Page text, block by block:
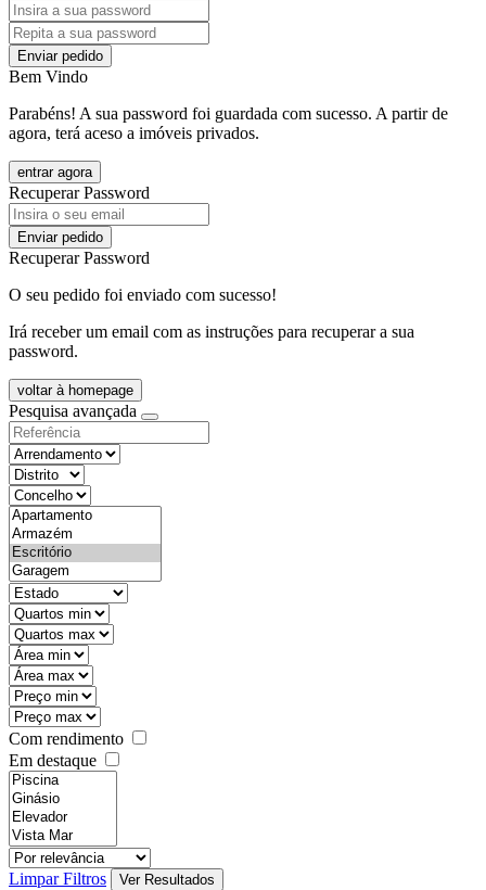
Enviar pedido
Bem Vindo
Parabéns! A sua password foi guardada com sucesso. A partir de
agora, terá aceso a imóveis privados.
entrar agora
Recuperar Password
Enviar pedido
Recuperar Password
O seu pedido foi enviado com sucesso!
Irá receber um email com as instruções para recuperar a sua
password.
voltar à homepage
Pesquisa avançada
Com rendimento
Em destaque
Limpar Filtros Ver Resultados